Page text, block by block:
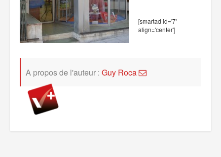
[smartad id='7'
align='center']
A propos de l'auteur : Guy Roca